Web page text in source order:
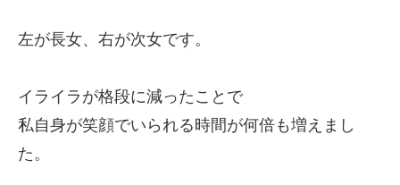
左が長女、右が次女です。
イライラが格段に減ったことで
私自身が笑顔でいられる時間が何倍も増えまし
た。